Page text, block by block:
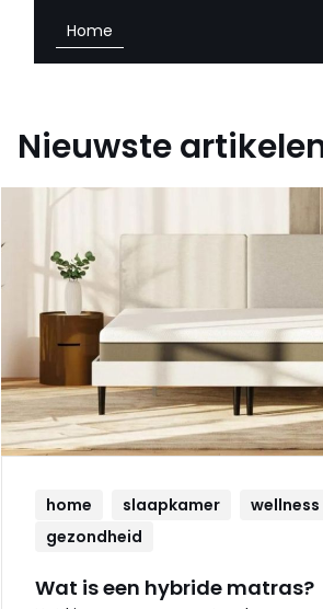
Home
Nieuwste
home slaapkamer
wellness
gezondheid
Wat is een hybride matras?